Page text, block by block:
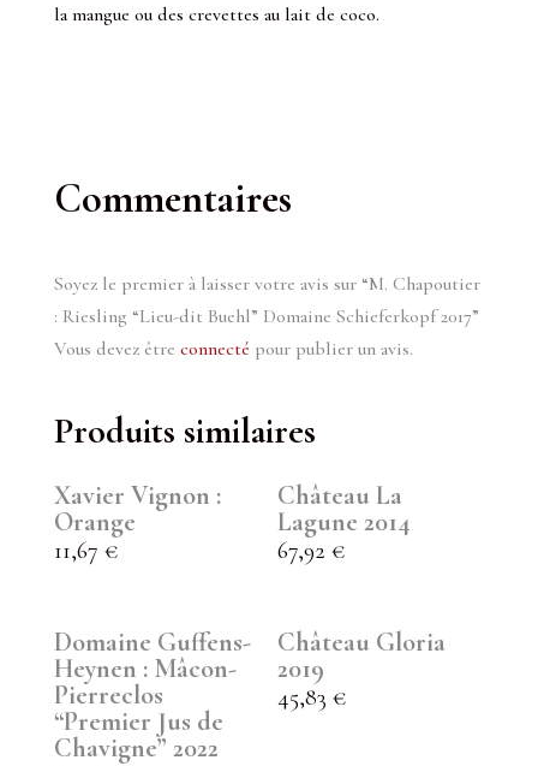
la mangue ou des crevettes au lait de coco.
Commentaires
Soyez le premier à laisser votre avis sur “M. Chapoutier
: Riesling “Lieu-dit Buehl” Domaine Schieferkopf 2017”
Vous devez être connecté pour publier un avis.
Produits similaires
Xavier Vignon :
Orange
11,67 €
Château La
Lagune 2014
67,92€
Domaine Guffens-
Heynen : Mâcon-
Pierreclos
“Premier Jus de
Chavigne” 2022
Château Gloria
2019
45,83€